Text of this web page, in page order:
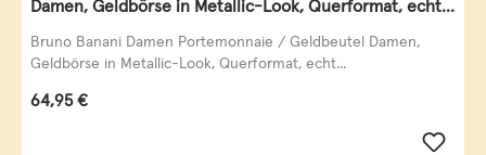
Damen, Geldbörse in Metallic-Look, Querformat, echt
Leder, schwarz-gold
Bruno Banani Damen Portemonnaie / Geldbeutel Damen,
Geldbörse in Metallic-Look, Querformat, echt...
Regulärer Preis:
64,95 €